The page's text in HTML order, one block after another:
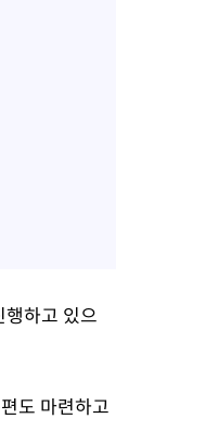
하고 있으
도 마련하고